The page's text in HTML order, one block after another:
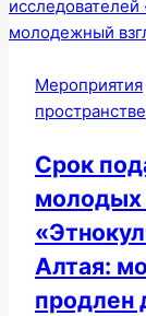
Мероприятия
пространстве
Срок
молодых
Алтая:
продлен